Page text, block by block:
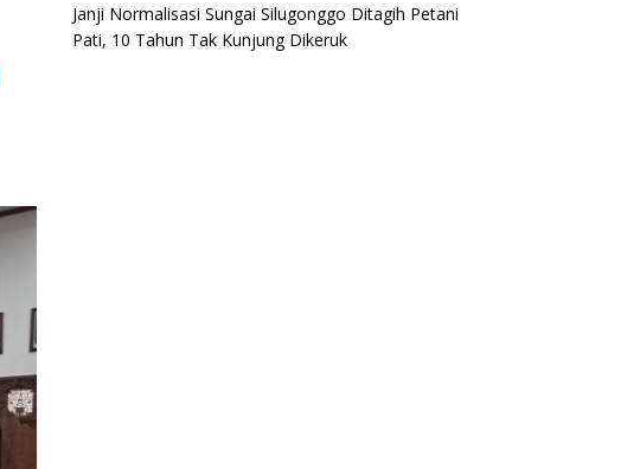
Janji Normalisasi Sungai Silugonggo Ditagih Petani
Pati, 10 Tahun Tak Kunjung Dikeruk